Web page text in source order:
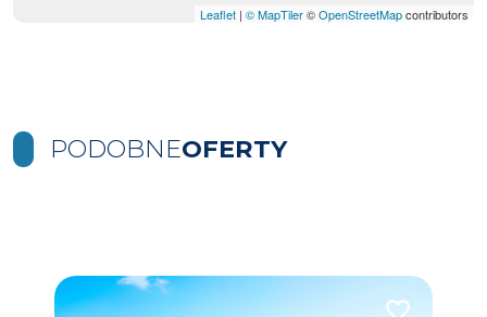
Leaflet | © MapTiler©OpenStreetMapcontributors
PODOBNEOFERTY